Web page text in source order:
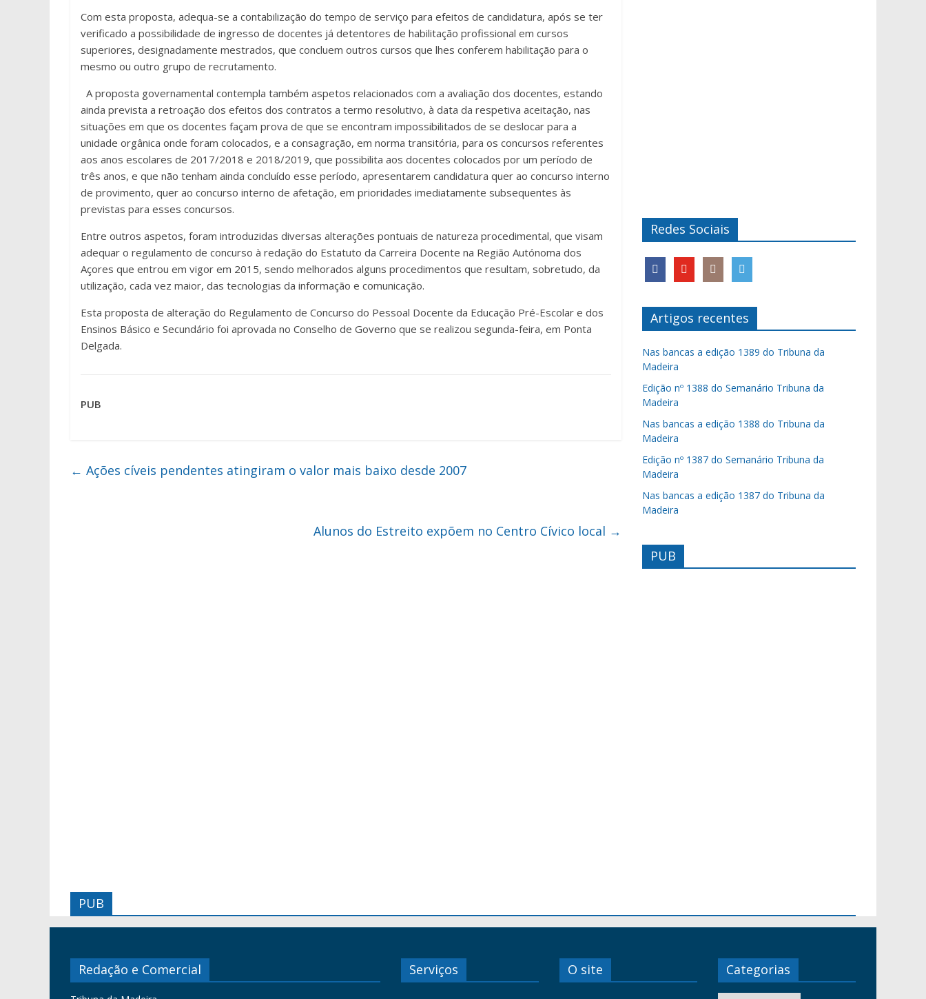
Com esta proposta, adequa-se a contabilização do tempo de serviço para efeitos de candidatura, após se ter
verificado a possibilidade de ingresso de docentes já detentores de habilitação profissional em cursos
superiores, designadamente mestrados, que concluem outros cursos que lhes conferem habilitação para o
mesmo ou outro grupo de recrutamento.
A proposta governamental contempla também aspetos relacionados com a avaliação dos docentes, estando
ainda prevista a retroação dos efeitos dos contratos a termo resolutivo, à data da respetiva aceitação, nas
situações em que os docentes façam prova de que se encontram impossibilitados de se deslocar para a
unidade orgânica onde foram colocados, e a consagração, em norma transitória, para os concursos referentes
aos anos escolares de 2017/2018 e 2018/2019, que possibilita aos docentes colocados por um período de
três anos, e que não tenham ainda concluído esse período, apresentarem candidatura quer ao concurso interno
de provimento, quer ao concurso interno de afetação, em prioridades imediatamente subsequentes às
previstas para esses concursos.
Entre outros aspetos, foram introduzidas diversas alterações pontuais de natureza procedimental, que visam
adequar o regulamento de concurso à redação do Estatuto da Carreira Docente na Região Autónoma dos
Açores que entrou em vigor em 2015, sendo melhorados alguns procedimentos que resultam, sobretudo, da
utilização, cada vez maior, das tecnologias da informação e comunicação.
Esta proposta de alteração do Regulamento de Concurso do Pessoal Docente da Educação Pré-Escolar e dos
Ensinos Básico e Secundário foi aprovada no Conselho de Governo que se realizou segunda-feira, em Ponta
Delgada.
PUB
← Ações cíveis pendentes atingiram o valor mais baixo desde 2007
Alunos do Estreito expõem no Centro Cívico local →
Redes Sociais
Artigos recentes
Nas bancas a edição 1389 do Tribuna da
Madeira
Edição nº 1388 do Semanário Tribuna da
Madeira
Nas bancas a edição 1388 do Tribuna da
Madeira
Edição nº 1387 do Semanário Tribuna da
Madeira
Nas bancas a edição 1387 do Tribuna da
Madeira
PUB
PUB
Redação e Comercial Serviços O site Categorias